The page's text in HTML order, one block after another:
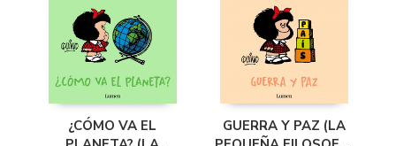
¿CÓMO VA EL
GUERRA Y PAZ (LA